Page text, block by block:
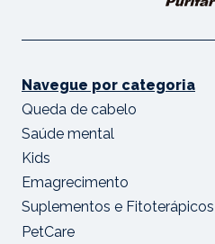
Navegue por categoria
Queda de cabelo
Saúde mental
Kids
Emagrecimento
Suplementos e Fitoterápicos
PetCare